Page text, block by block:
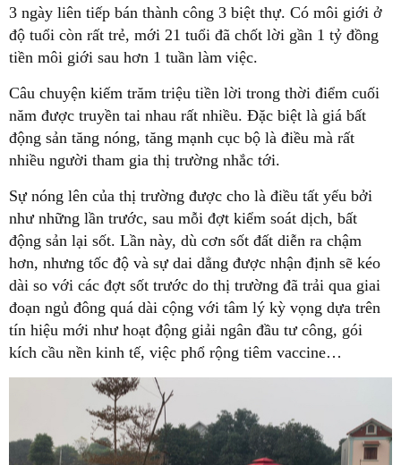
3 ngày liên tiếp bán thành công 3 biệt thự. Có môi giới ở
độ tuổi còn rất trẻ, mới 21 tuổi đã chốt lời gần 1 tỷ đồng
tiền môi giới sau hơn 1 tuần làm việc.
Câu chuyện kiếm trăm triệu tiền lời trong thời điểm cuối
năm được truyền tai nhau rất nhiều. Đặc biệt là giá bất
động sản tăng nóng, tăng mạnh cục bộ là điều mà rất
nhiều người tham gia thị trường nhắc tới.
Sự nóng lên của thị trường được cho là điều tất yếu bởi
như những lần trước, sau mỗi đợt kiểm soát dịch, bất
động sản lại sốt. Lần này, dù cơn sốt đất diễn ra chậm
hơn, nhưng tốc độ và sự dai dẳng được nhận định sẽ kéo
dài so với các đợt sốt trước do thị trường đã trải qua giai
đoạn ngủ đông quá dài cộng với tâm lý kỳ vọng dựa trên
tín hiệu mới như hoạt động giải ngân đầu tư công, gói
kích cầu nền kinh tế, việc phổ rộng tiêm vaccine…